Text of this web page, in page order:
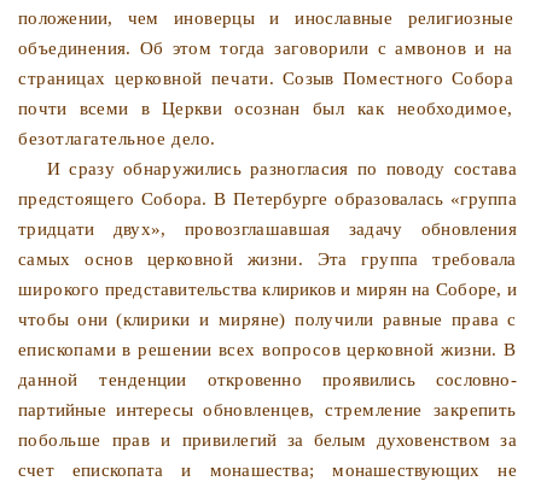
положении, чем иноверцы и инославные религиозные
объединения. Об этомтогда заговорили с амвонов и на
страницах церковной печа­ти. Созыв Поместного Собора
почти всеми в Церкви осознан был как необходимое,
безотлагательное дело.
И сразу обнаружились разногласия по поводу состава
предстоящего Собора. В Петербурге образовалась «группа
тридцати двух», провозглашавшая задачу обновления
самыхоснов церковной жизни. Эта группа требовала
широкого представительства клириков и мирян на Соборе, и
чтобы они(клирики и миряне) получили равные права с
епископами врешении всех вопросов церковной жизни. В
данной тенден­ции откровенно проявились сословно-
партийные интересы об­новленцев, стремление закрепить
побольше прав и привиле­гий за белым духовенством за
счет епископата и монашества; монашествующих не